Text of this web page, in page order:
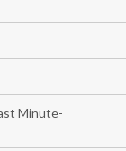
Minute-